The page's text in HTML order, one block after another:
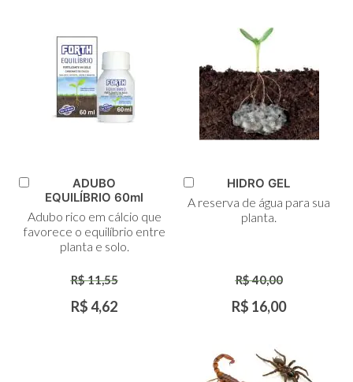
Adicionar
Carrinho
ADUBO
EQUILÍBRIO 60ml
Adubo rico em cálcio que
favorece o equilíbrio entre
planta e solo.
R$ 11,55
R$ 4,62
ao
HIDRO GEL
A reserva de água para sua
planta.
R$ 40,00
R$ 16,00